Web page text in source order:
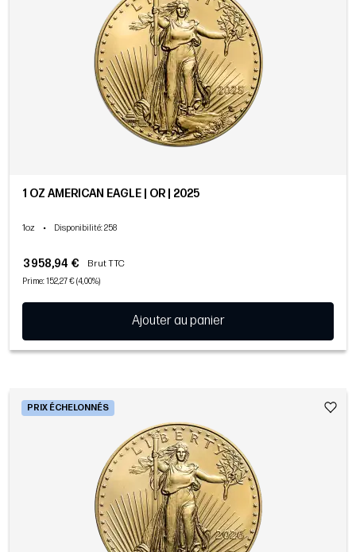
1 OZ AMERICAN EAGLE | OR | 2025
1oz • Disponibilité: 258
3 958,94 € Brut TTC
Prime: 152,27 € (4,00%)
Ajouter au panier
PRIX ÉCHELONNÉS